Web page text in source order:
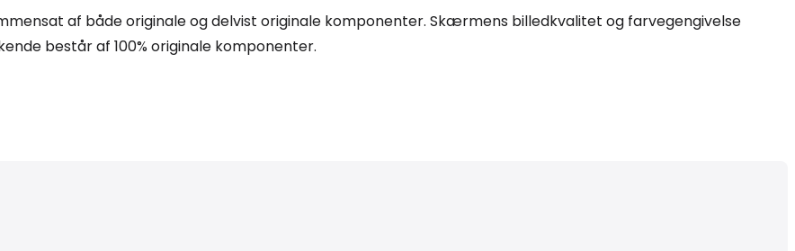
af både originale og delvist originale komponenter. Skærmens billedkvalitet og farvegengivelse
består af 100% originale komponenter.